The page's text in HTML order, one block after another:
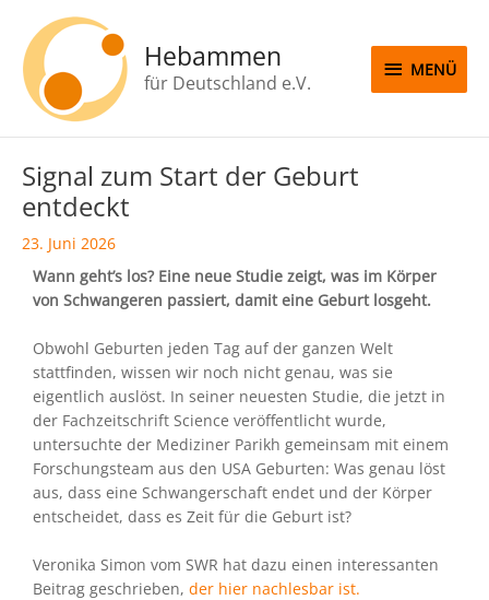
Inhalt
springen
Hebammen
für Deutschland e.V.
MENÜ
Signal zum Start der Geburt
entdeckt
23. Juni 2026
Wann geht’s los? Eine neue Studie zeigt, was im Körper
von Schwangeren passiert, damit eine Geburt losgeht.
Obwohl Geburten jeden Tag auf der ganzen Welt
stattfinden, wissen wir noch nicht genau, was sie
eigentlich auslöst. In seiner neuesten Studie, die jetzt in
der Fachzeitschrift Science veröffentlicht wurde,
untersuchte der Mediziner Parikh gemeinsam mit einem
Forschungsteam aus den USA Geburten: Was genau löst
aus, dass eine Schwangerschaft endet und der Körper
entscheidet, dass es Zeit für die Geburt ist?
Veronika Simon vom SWR hat dazu einen interessanten
Beitrag geschrieben, der hier nachlesbar ist.